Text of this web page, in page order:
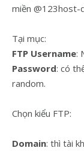
miền @123host-
Tại mục:
FTP Username:
Password: có
random.
Chọn kiểu FTP:
Domain: thì tài